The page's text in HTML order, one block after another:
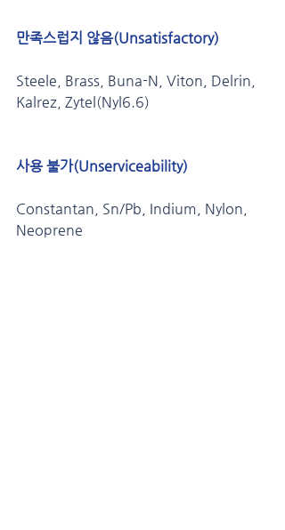
만족스럽지 않음(Unsatisfactory)
Steele, Brass, Buna-N, Viton, Delrin,
Kalrez, Zytel(Nyl6.6)
사용 불가(Unserviceability)
Constantan, Sn/Pb, Indium, Nylon,
Neoprene